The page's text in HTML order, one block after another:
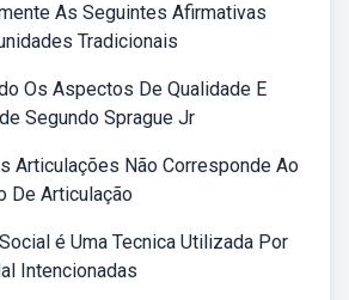
As Seguintes Afirmativas
Tradicionais
Os Aspectos De Qualidade E
Segundo Sprague Jr
Articulações Não Corresponde Ao
De Articulação
é Uma Tecnica Utilizada Por
Intencionadas